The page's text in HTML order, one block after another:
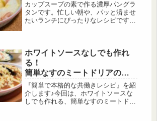
カップスープの素で作る濃厚パングラ
タンです。忙しい朝や、パッと済ませ
たいランチにぴったりなレシピです。
的なグラタンが完成します。パンがス
ープを吸って、とろ～りジューシーな
仕上がりになります！
ホワイトソースなしでも作れ
る！
簡単なすのミートドリアのレ
シピ！
『簡単で本格的な共働きレシピ』を紹
介します♪今回は、ホワイトソースな
しでも作れる、簡単なすのミートドリ